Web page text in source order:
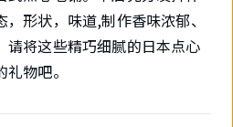
形状，味道,制作香味浓郁、
请将这些精巧细腻的日本点心
物吧。